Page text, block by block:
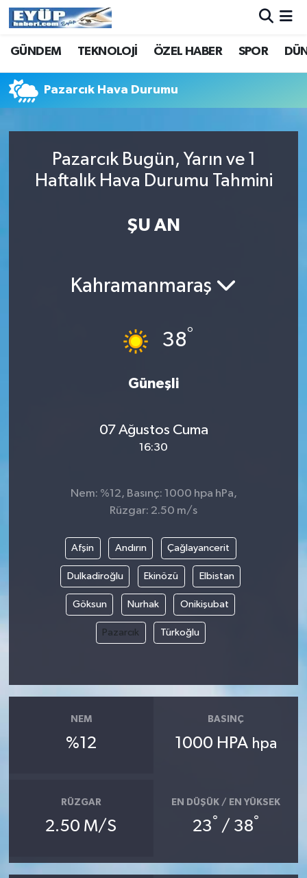
GÜNDEM TEKNOLOJİ ÖZEL HABER SPOR
Pazarcık Hava Durumu
Pazarcık Bugün, Yarın ve 1
Haftalık Hava Durumu Tahmini
ŞU AN
Kahramanmaraş
38°
Güneşli
07 Ağustos Cuma
16:30
Nem: %12, Basınç: 1000 hpa hPa,
Rüzgar: 2.50 m/s
Afşin Andırın Çağlayancerit
Dulkadiroğlu Ekinözü Elbistan
Göksun Nurhak Onikişubat
Pazarcık Türkoğlu
NEM
%12
BASINÇ
1000 HPA hpa
RÜZGAR
2.50 M/S
EN DÜŞÜK / EN YÜKSEK
23° / 38°